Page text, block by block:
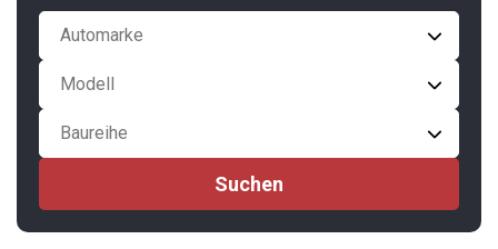
Automarke
Modell
Baureihe